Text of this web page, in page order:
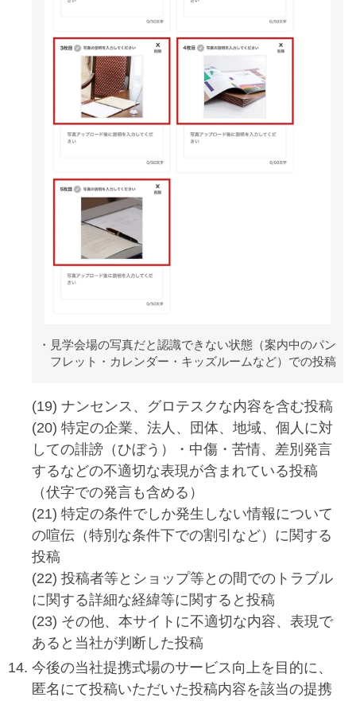
見学会場の写真だと認識できない状態（案内中のパン
フレット・カレンダー・キッズルームなど）での投稿
(19) ナンセンス、グロテスクな内容を含む投稿
(20) 特定の企業、法人、団体、地域、個人に対
しての誹謗（ひぼう）・中傷・苦情、差別発言
するなどの不適切な表現が含まれている投稿
（伏字での発言も含める）
(21) 特定の条件でしか発生しない情報について
の喧伝（特別な条件下での割引など）に関する
投稿
(22) 投稿者等とショップ等との間でのトラブル
に関する詳細な経緯等に関すると投稿
(23) その他、本サイトに不適切な内容、表現で
あると当社が判断した投稿
今後の当社提携式場のサービス向上を目的に、
匿名にて投稿いただいた投稿内容を該当の提携